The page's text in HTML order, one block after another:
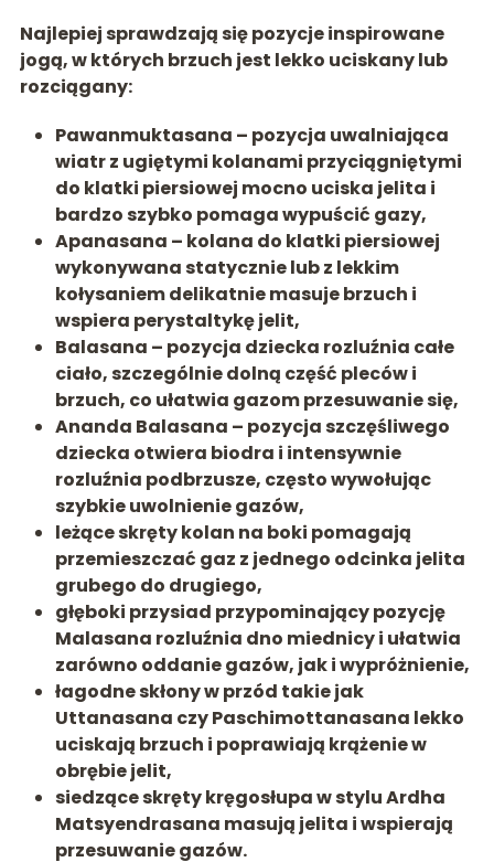
Najlepiej sprawdzają się pozycje inspirowane
jogą, w których brzuch jest lekko uciskany lub
rozciągany:
Pawanmuktasana – pozycja uwalniająca
wiatrz ugiętymi kolanami przyciągniętymi
do klatki piersiowej mocno uciska jelita i
bardzo szybko pomaga wypuścić gazy,
Apanasana – kolana do klatki piersiowej
wykonywana statycznie lub z lekkim
kołysaniem delikatnie masuje brzuch i
wspiera perystaltykę jelit,
Balasana – pozycja dziecka rozluźnia całe
ciało, szczególnie dolną część pleców i
brzuch, co ułatwia gazom przesuwanie się,
Ananda Balasana – pozycja szczęśliwego
dziecka otwiera biodra i intensywnie
rozluźnia podbrzusze, często wywołując
szybkie uwolnienie gazów,
leżące skręty kolan na boki pomagają
przemieszczać gaz z jednego odcinka jelita
grubego do drugiego,
głęboki przysiad przypominający pozycję
Malasana rozluźnia dno miednicy i ułatwia
zarówno oddanie gazów, jak i wypróżnienie,
łagodne skłony w przód takie jak
Uttanasana czy Paschimottanasana lekko
uciskają brzuch i poprawiają krążenie w
obrębie jelit,
siedzące skręty kręgosłupaw stylu Ardha
Matsyendrasana masują jelita i wspierają
przesuwanie gazów.